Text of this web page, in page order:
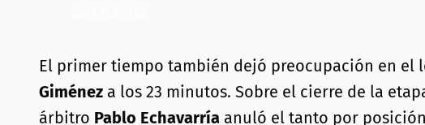
El primer tiempo también dejó preocupación en el
Giménez a los 23 minutos. Sobre el cierre de la
árbitro Pablo Echavarría anuló el tanto por